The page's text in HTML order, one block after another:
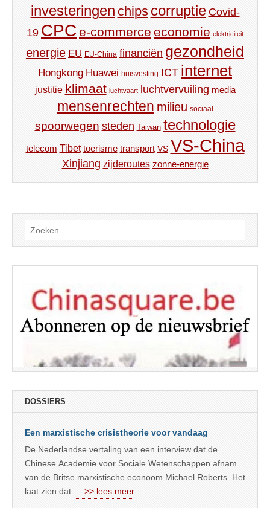
investeringen chips corruptie Covid-
19 CPC e-commerce economie elektriciteit
energie EU EU-China financiën gezondheid
Hongkong Huawei huisvesting ICT internet
justitie klimaat luchtvaart luchtvervuiling media
mensenrechten milieu sociaal
spoorwegen steden Taiwan technologie
telecom Tibet toerisme transport VS VS-China
Xinjiang zijderoutes zonne-energie
Zoeken
naar:
DOSSIERS
Een marxistische crisistheorie voor vandaag
De Nederlandse vertaling van een interview dat de
Chinese Academie voor Sociale Wetenschappen afnam
van de Britse marxistische econoom Michael Roberts. Het
laat zien dat
… >> lees meer